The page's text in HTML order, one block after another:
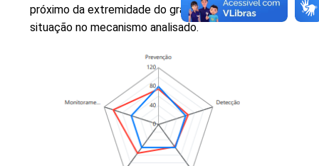
próximo da extremidade do gráfico, melhor a
situação no mecanismo analisado.